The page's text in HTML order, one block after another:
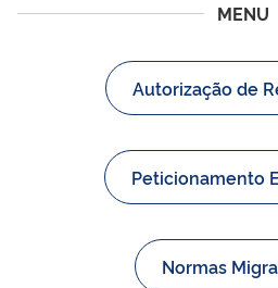
MENU
Autorização de
Peticionamento
Normas